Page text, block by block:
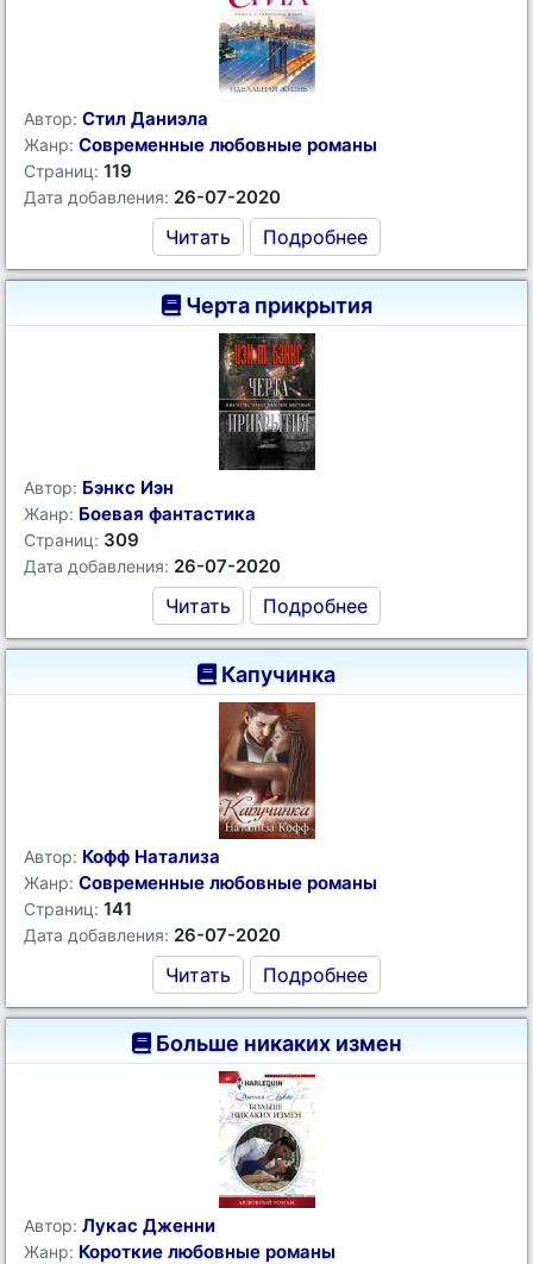
Автор: Стил Даниэла
Жанр: Современные любовные романы
Страниц: 119
Дата добавления: 26-07-2020
Читать Подробнее
Черта прикрытия
Автор: Бэнкс Иэн
Жанр: Боевая фантастика
Страниц: 309
Дата добавления: 26-07-2020
Читать Подробнее
Капучинка
Автор: Кофф Натализа
Жанр: Современные любовные романы
Страниц: 141
Дата добавления: 26-07-2020
Читать Подробнее
Больше никаких измен
Автор: Лукас Дженни
Жанр: Короткие любовные романы